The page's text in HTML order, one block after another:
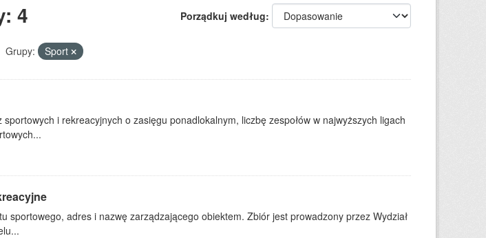
Porządkuj według
4
Grupy: Sport
i rekreacyjnych o zasięgu ponadlokalnym, liczbę zespołów w najwyższych ligach
sportowego, adres i nazwę zarządzającego obiektem. Zbiór jest prowadzony przez Wydział